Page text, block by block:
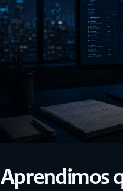
Aprendimos